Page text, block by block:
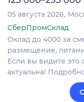
05 августа 2026
СберПромСклад
Оклад до 4000 за
размещение,
Если вы видите это
актуальна!